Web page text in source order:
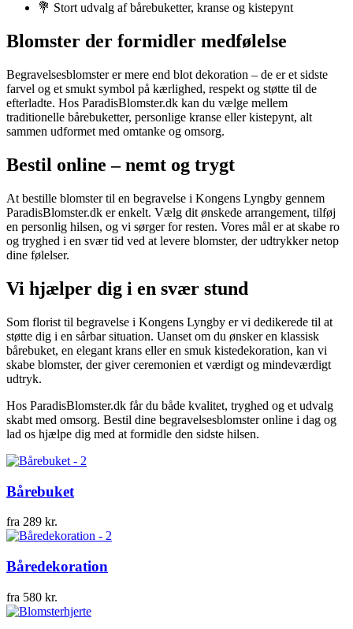
💐 Stort udvalg af bårebuketter, kranse og kistepynt
Blomster der formidler medfølelse
Begravelsesblomster er mere end blot dekoration – de er et sidste
farvel og et smukt symbol på kærlighed, respekt og støtte til de
efterladte. Hos ParadisBlomster.dk kan du vælge mellem
traditionelle bårebuketter, personlige kranse eller kistepynt, alt
sammen udformet med omtanke og omsorg.
Bestil online – nemt og trygt
At bestille blomster til en begravelse i Kongens Lyngby gennem
ParadisBlomster.dk er enkelt. Vælg dit ønskede arrangement, tilføj
en personlig hilsen, og vi sørger for resten. Vores mål er at skabe ro
og tryghed i en svær tid ved at levere blomster, der udtrykker netop
dine følelser.
Vi hjælper dig i en svær stund
Som florist til begravelse i Kongens Lyngby er vi dedikerede til at
støtte dig i en sårbar situation. Uanset om du ønsker en klassisk
bårebuket, en elegant krans eller en smuk kistedekoration, kan vi
skabe blomster, der giver ceremonien et værdigt og mindeværdigt
udtryk.
Hos ParadisBlomster.dk får du både kvalitet, tryghed og et udvalg
skabt med omsorg. Bestil dine begravelsesblomster online i dag og
lad os hjælpe dig med at formidle den sidste hilsen.
Bårebuket
fra 289 kr.
Båredekoration
fra 580 kr.